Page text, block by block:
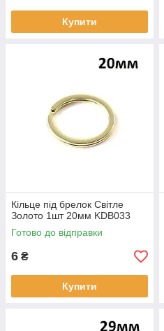
Купити
Кільце під брелок Світле
Золото 1шт 20мм KDB033
Готово до відправки
6 ₴
Купити